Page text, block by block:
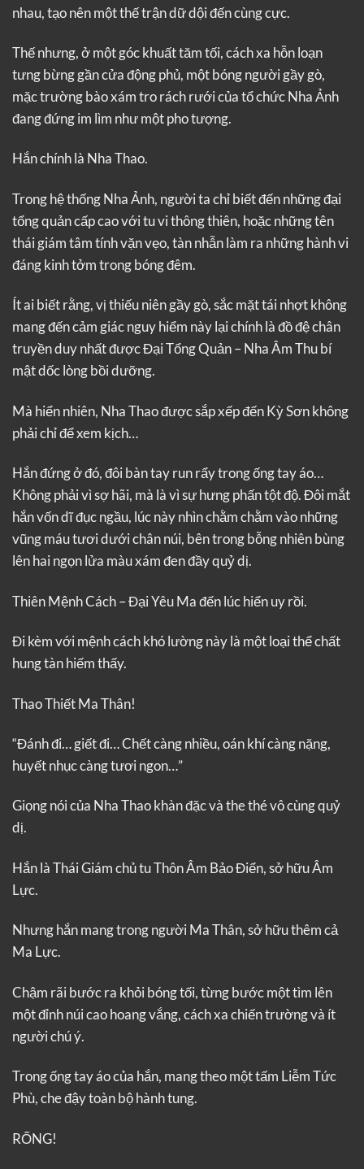
nhau, tạo nên một thế trận dữ dội đến cùng cực.
Thế nhưng, ở một góc khuất tăm tối, cách xa hỗn loạn
tưng bừng gần cửa động phủ, một bóng người gầy gò,
mặc trường bào xám tro rách rưới của tổ chức Nha Ảnh
đang đứng im lìm như một pho tượng.
Hắn chính là Nha Thao.
Trong hệ thống Nha Ảnh, người ta chỉ biết đến những đại
tổng quản cấp cao với tu vi thông thiên, hoặc những tên
thái giám tâm tính vặn vẹo, tàn nhẫn làm ra những hành vi
đáng kinh tởm trong bóng đêm.
Ít ai biết rằng, vị thiếu niên gầy gò, sắc mặt tái nhợt không
mang đến cảm giác nguy hiểm này lại chính là đồ đệ chân
truyền duy nhất được Đại Tổng Quản – Nha Âm Thu bí
mật dốc lòng bồi dưỡng.
Mà hiển nhiên, Nha Thao được sắp xếp đến Kỳ Sơn không
phải chỉ để xem kịch…
Hắn đứng ở đó, đôi bàn tay run rẩy trong ống tay áo…
Không phải vì sợ hãi, mà là vì sự hưng phấn tột độ. Đôi mắt
hắn vốn dĩ đục ngầu, lúc này nhìn chằm chằm vào những
vũng máu tươi dưới chân núi, bên trong bỗng nhiên bùng
lên hai ngọn lửa màu xám đen đầy quỷ dị.
Thiên Mệnh Cách – Đại Yêu Ma đến lúc hiển uy rồi.
Đi kèm với mệnh cách khó lường này là một loại thể chất
hung tàn hiếm thấy.
Thao Thiết Ma Thân!
“Đánh đi… giết đi… Chết càng nhiều, oán khí càng nặng,
huyết nhục càng tươi ngon…”
Giọng nói của Nha Thao khàn đặc và the thé vô cùng quỷ
dị.
Hắn là Thái Giám chủ tu Thôn Âm Bảo Điển, sở hữu Âm
Lực.
Nhưng hắn mang trong người Ma Thân, sở hữu thêm cả
Ma Lực.
Chậm rãi bước ra khỏi bóng tối, từng bước một tìm lên
một đỉnh núi cao hoang vắng, cách xa chiến trường và ít
người chú ý.
Trong ống tay áo của hắn, mang theo một tấm Liễm Tức
Phù, che đậy toàn bộ hành tung.
RỐNG!